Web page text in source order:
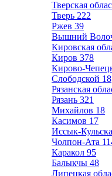
Тверская
Тверь 222
Ржев 39
Вышний
Кировская
Киров 378
Кирово-
Слободской 18
Рязанская
Рязань 321
Михайлов 18
Касимов 17
Иссык-
Чолпон-Ата
Каракол 95
Балыкчы 48
Липецкая